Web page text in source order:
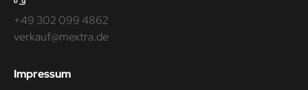
+49 302 099 4862
verkauf@mextra.de
Impressum